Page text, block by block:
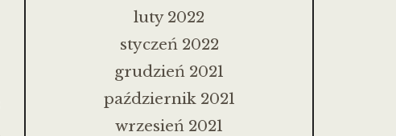
luty 2022
styczeń 2022
grudzień 2021
październik 2021
wrzesień 2021